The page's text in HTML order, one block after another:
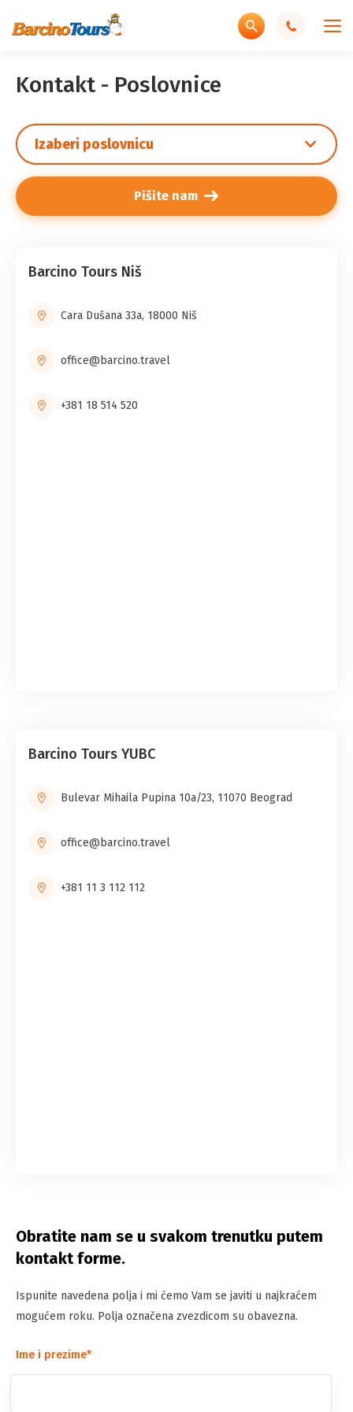
Kontakt - Poslovnice
Izaberi poslovnicu
Pišite nam
Barcino Tours Niš
Cara Dušana 33a, 18000 Niš
office@barcino.travel
+381 18 514 520
Barcino Tours YUBC
Bulevar Mihaila Pupina 10a/23, 11070 Beograd
office@barcino.travel
+381 11 3 112 112
Obratite nam se u svakom trenutku putem
kontakt forme.
Ispunite navedena polja i mi ćemo Vam se javiti u najkraćem
mogućem roku. Polja označena zvezdicom su obavezna.
Ime i prezime*